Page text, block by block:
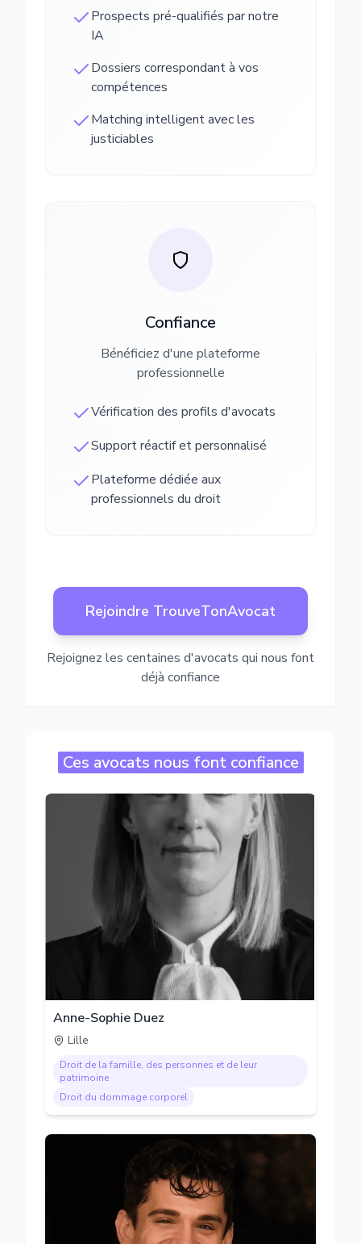
Prospects pré-qualifiés par notre
IA
Dossiers correspondant à vos
compétences
Matching intelligent avec les
justiciables
Confiance
Bénéficiez d'une plateforme
professionnelle
Vérification des profils d'avocats
Support réactif et personnalisé
Plateforme dédiée aux
professionnels du droit
Rejoindre TrouveTonAvocat
Rejoignez les centaines d'avocats qui nous font
déjà confiance
Ces avocats nous font confiance
Anne-Sophie Duez
Lille
Droit de la famille, des personnes et de leur
patrimoine
Droit du dommage corporel